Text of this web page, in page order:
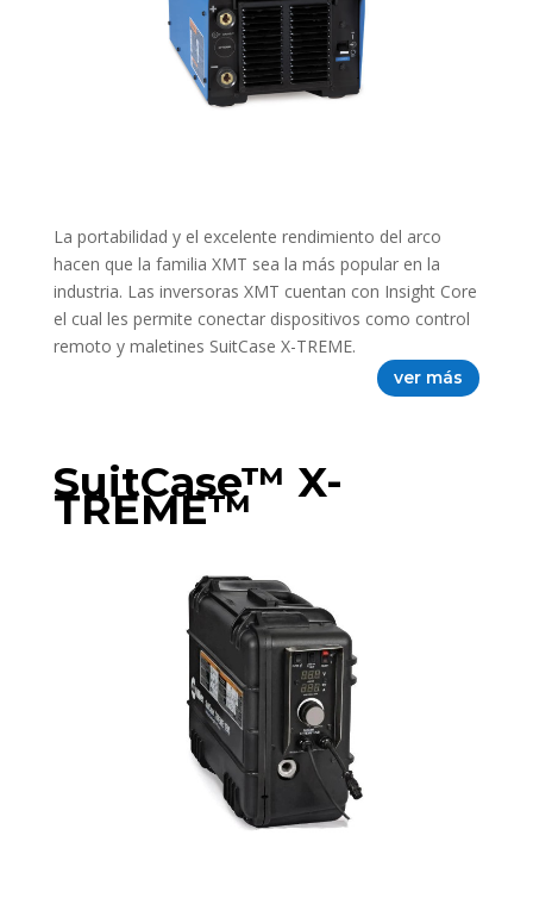
La portabilidad y el excelente rendimiento del arco
hacen que la familia XMT sea la más popular en la
industria. Las inversoras XMT cuentan con Insight Core
el cual les permite conectar dispositivos como control
remoto y maletines SuitCase X-TREME.
ver más
SuitCase™ X-
TREME™